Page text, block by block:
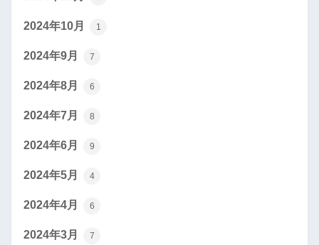
2024年10月 1
2024年9月 7
2024年8月 6
2024年7月 8
2024年6月 9
2024年5月 4
2024年4月 6
2024年3月 7